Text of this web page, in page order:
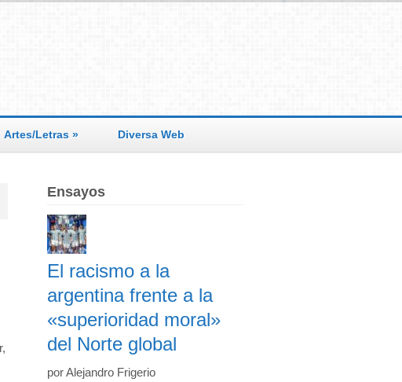
Artes/Letras » Diversa Web
Ensayos
El racismo a la
argentina frente a la
«superioridad moral»
del Norte global
por Alejandro Frigerio